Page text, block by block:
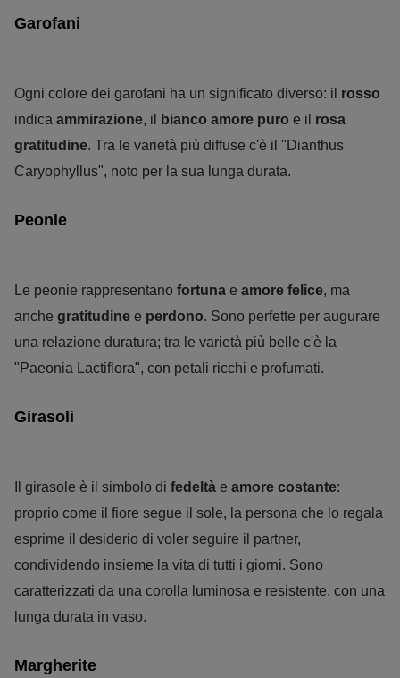
Garofani
Ogni colore dei garofani ha un significato diverso: il rosso
indica ammirazione, il bianco amore puro e il rosa
gratitudine. Tra le varietà più diffuse c'è il "Dianthus
Caryophyllus", noto per la sua lunga durata.
Peonie
Le peonie rappresentano fortuna e amore felice, ma
anche gratitudine e perdono. Sono perfette per augurare
una relazione duratura; tra le varietà più belle c'è la
"Paeonia Lactiflora", con petali ricchi e profumati.
Girasoli
Il girasole è il simbolo di fedeltà e amore costante:
proprio come il fiore segue il sole, la persona che lo regala
esprime il desiderio di voler seguire il partner,
condividendo insieme la vita di tutti i giorni. Sono
caratterizzati da una corolla luminosa e resistente, con una
lunga durata in vaso.
Margherite